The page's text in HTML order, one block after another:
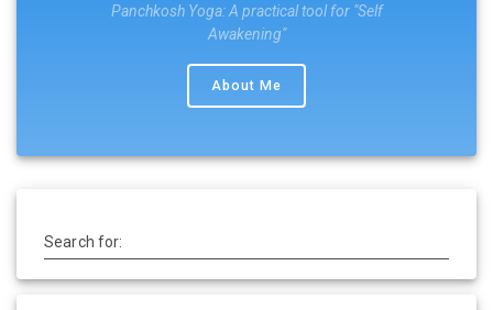
Panchkosh Yoga: A practical tool for "Self
Awakening"
About Me
Search for: